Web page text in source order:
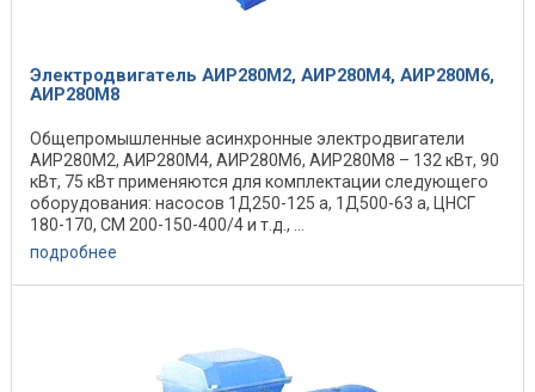
Электродвигатель АИР280M2, АИР280M4, АИР280M6,
АИР280M8
Общепромышленные асинхронные электродвигатели
АИР280M2, АИР280M4, АИР280M6, АИР280M8 – 132 кВт, 90
кВт, 75 кВт применяются для комплектации следующего
оборудования: насосов 1Д250-125 а, 1Д500-63 а, ЦНСГ
180-170, СМ 200-150-400/4 и т.д., ...
подробнее